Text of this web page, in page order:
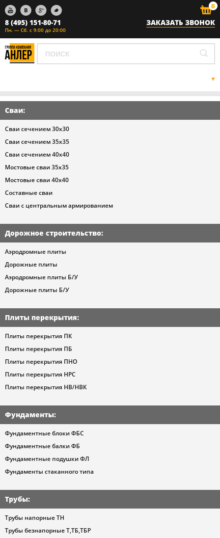
0
8 (495) 151-80-71
Пн. — Сб. с 9:00 до 20:00
ЗАКАЗАТЬ ЗВОНОК
Сваи:
Сваи сечением 30х30
Сваи сечением 35х35
Сваи сечением 40х40
Мостовые сваи 35х35
Мостовые сваи 40х40
Составные сваи
Сваи с центральным армированием
Дорожное строительство:
Аэродромные плиты
Дорожные плиты
Аэродромные плиты Б/У
Дорожные плиты Б/У
Плиты перекрытия:
Плиты перекрытия ПК
Плиты перекрытия ПБ
Плиты перекрытия ПНО
Плиты перекрытия НРС
Плиты перекрытия НВ/НВК
Фундаменты:
Фундаментные блоки ФБС
Фундаментные балки ФБ
Фундаментные подушки ФЛ
Фундаменты стаканного типа
Трубы:
Трубы напорные ТН
Трубы безнапорные Т,ТБ,ТБР